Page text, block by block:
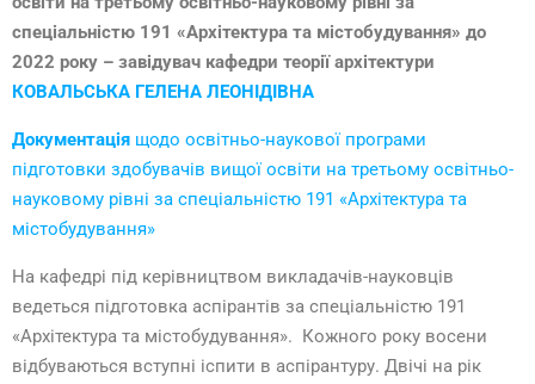
спеціальністю 191 «Архітектура та містобудування» до
2022 року – завідувач кафедри теорії архітектури
КОВАЛЬСЬКА ГЕЛЕНА ЛЕОНІДІВНА
Документація щодо освітньо-наукової програми
підготовки здобувачів вищої освіти на третьому освітньо-
науковому рівні за спеціальністю 191 «Архітектура та
містобудування»
На кафедрі під керівництвом викладачів-науковців
ведеться підготовка аспірантів за спеціальністю 191
«Архітектура та містобудування». Кожного року восени
відбуваються вступні іспити в аспірантуру. Двічі на рік